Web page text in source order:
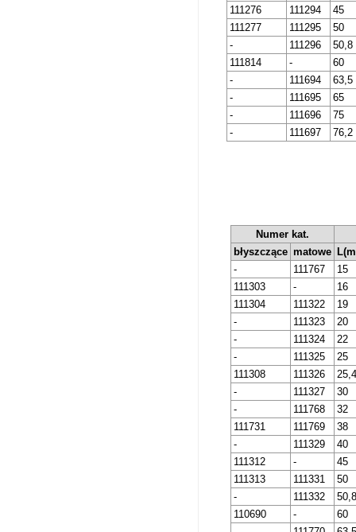
111276
111294
45
111277
111295
50
-
111296
50,8
111814
-
60
-
111694
63,5
-
111695
65
-
111696
75
-
111697 76,2
Numer kat.
błyszczące matowe
-
111767
15
111303
-
16
111304
111322
19
-
111323
20
-
111324
22
-
111325
25
111308
111326
25,4
-
111327
30
-
111768
32
111731
111769
38
-
111329
40
111312
-
45
111313
111331
50
-
111332
50,8
110690
-
60